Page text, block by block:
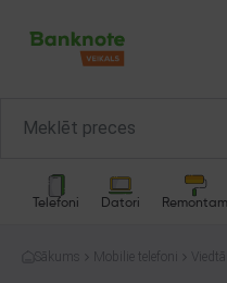
Telefoni Datori Remontam
Sākums Mobilie telefoni